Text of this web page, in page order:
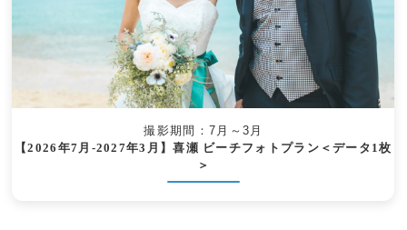
撮影期間：7月～3月
【2026年7月-2027年3月】喜瀬 ビーチフォトプラン＜データ1枚
＞